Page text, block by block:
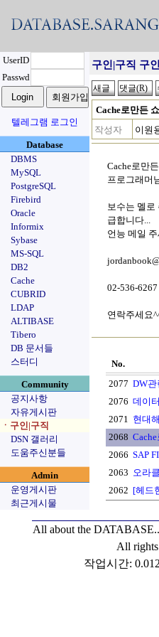
UserID
Passwd
텔레그램 로그인
Database
DBMS
MySQL
PostgreSQL
Firebird
Oracle
Informix
Sybase
MS-SQL
DB2
Cache
CUBRID
LDAP
ALTIBASE
Tibero
DB 문서들
스터디
Community
공지사항
자유게시판
ㆍ구인|구직
DSN 갤러리
도움주신분들
Admin
운영게시판
최근게시물
구인|구직 구
Cache로만든
작성자
이원
Cache로만
프로그래머
보수는 멜로
급합니다...
언능 메일
02-536-6267
연락주세요
No.
2077 DW관
2076 데이
2071 현대
2068
2066 SAP
2063 오라
2062 [헤드
All about the
All rights
작업시간: